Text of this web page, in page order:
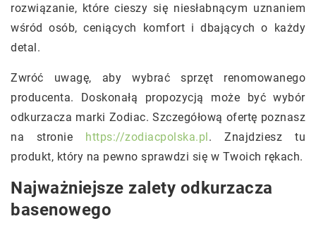
rozwiązanie, które cieszy się niesłabnącym uznaniem
wśród osób, ceniących komfort i dbających o każdy
detal.
Zwróć uwagę, aby wybrać sprzęt renomowanego
producenta. Doskonałą propozycją może być wybór
odkurzacza marki Zodiac. Szczegółową ofertę poznasz
na stronie https://zodiacpolska.pl. Znajdziesz tu
produkt, który na pewno sprawdzi się w Twoich rękach.
Najważniejsze zalety odkurzacza
basenowego